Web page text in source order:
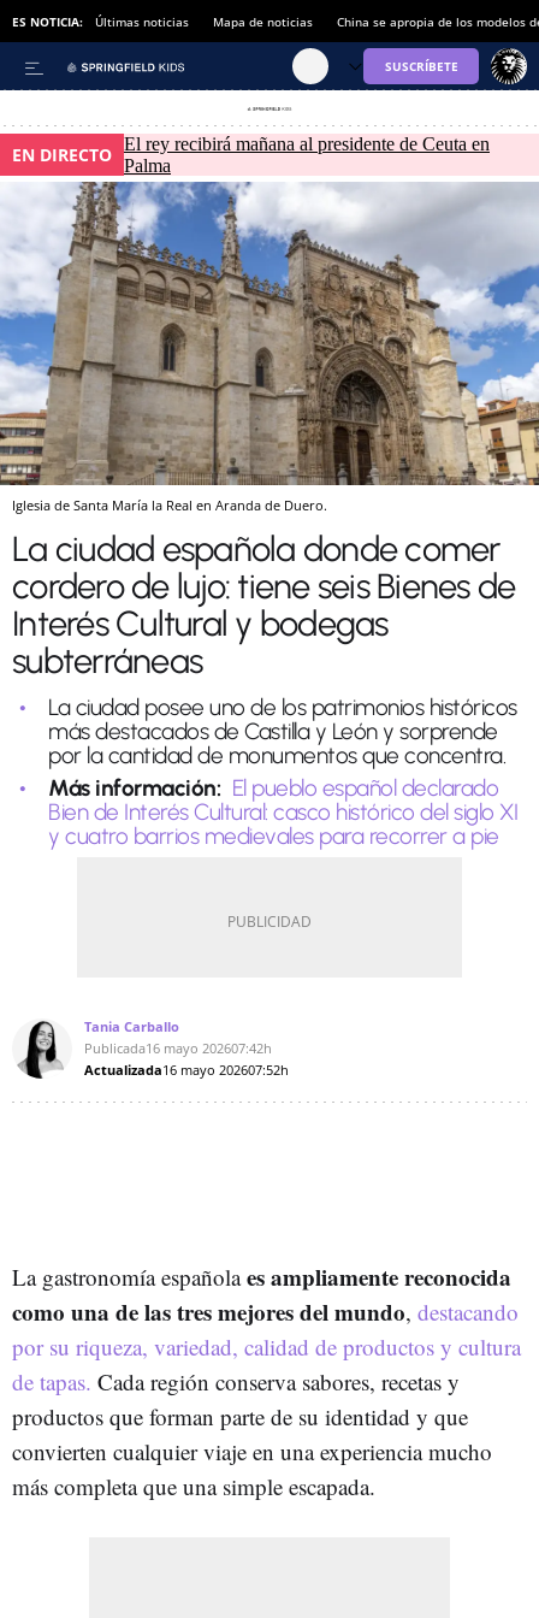
ES NOTICIA: Últimas noticias Mapa de noticias China se apropia de los modelos
EN DIRECTO El rey recibirá mañana al presidente de Ceuta en
Palma
Iglesia de Santa María la Real en Aranda de Duero.
La ciudad española donde comer
cordero de lujo: tiene seis Bienes de
Interés Cultural y bodegas
subterráneas
La ciudad posee uno de los patrimonios históricos
más destacados de Castilla y León y sorprende
por la cantidad de monumentos que concentra.
Más información: El pueblo español declarado
Bien de Interés Cultural: casco histórico del siglo XI
y cuatro barrios medievales para recorrer a pie
Tania Carballo
Publicada16 mayo 202607:42h
Actualizada16 mayo 202607:52h
La gastronomía españolaes ampliamente reconocida
como una de las tres mejores del mundo, destacando
por su riqueza, variedad, calidad de productos y cultura
de tapas. Cada región conserva sabores, recetas y
productos que forman parte de su identidad y que
convierten cualquier viaje en una experiencia mucho
más completa que una simple escapada.